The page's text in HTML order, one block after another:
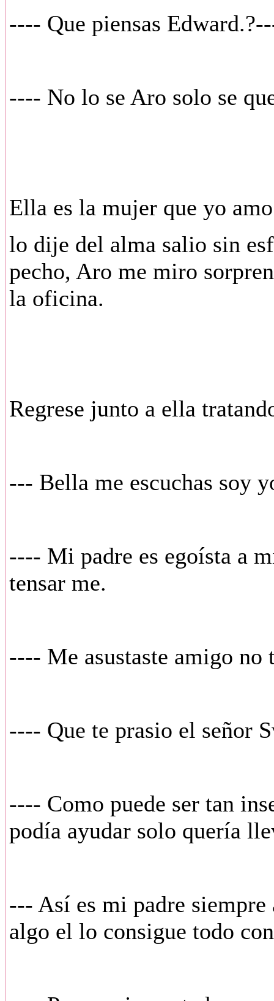
---- Que piensas
---- No lo se Aro solo se
Ella es la mujer que yo
lo dije del alma salio sin
pecho, Aro me miro
la oficina.
Regrese junto a ella
--- Bella me escuchas soy
---- Mi padre es egoísta a
tensar me.
---- Me asustaste amigo no
---- Que te prasio el señor
---- Como puede ser tan
podía ayudar solo quería
--- Así es mi padre
algo el lo consigue todo